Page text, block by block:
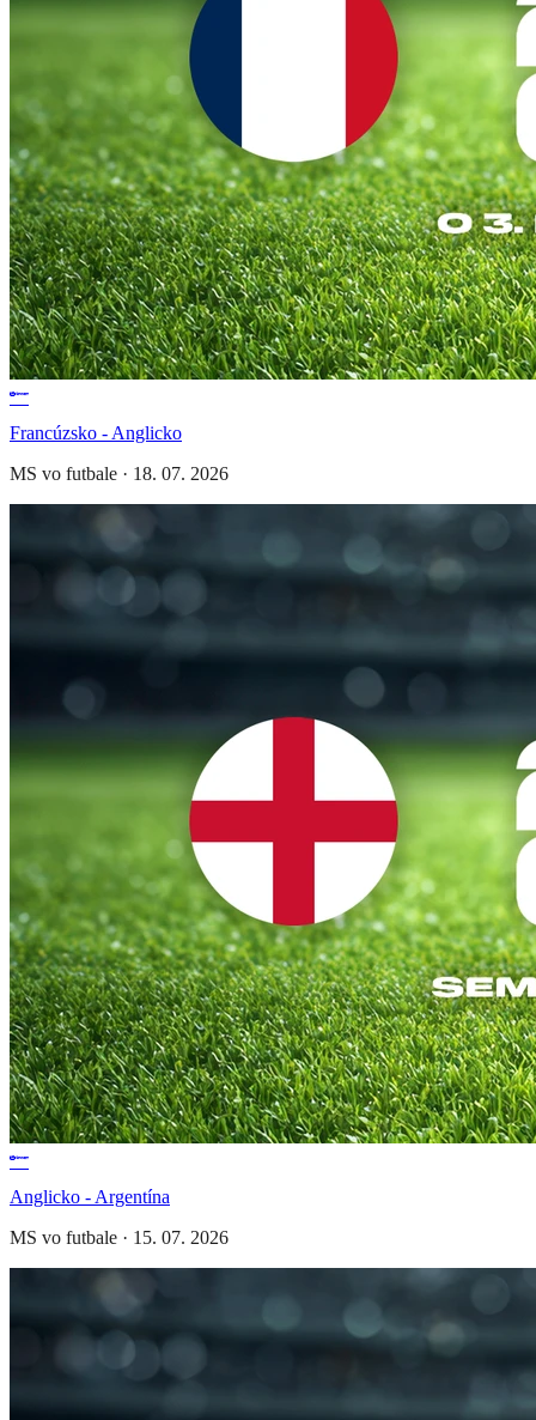
Francúzsko - Anglicko
MS vo futbale · 18. 07. 2026
Anglicko - Argentína
MS vo futbale · 15. 07. 2026